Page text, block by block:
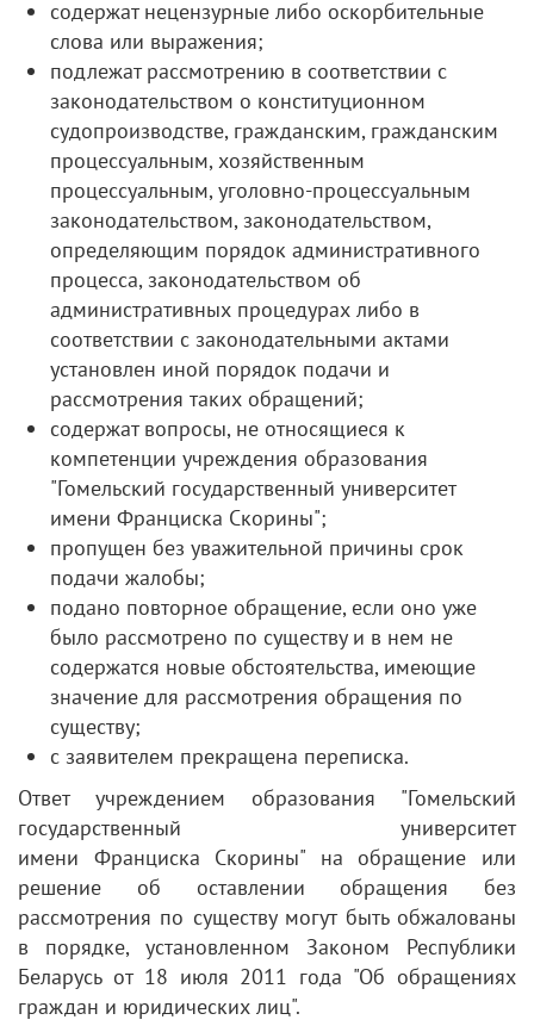
содержат нецензурные либо оскорбительные
слова или выражения;
подлежат рассмотрению в соответствии с
законодательством о конституционном
судопроизводстве, гражданским, гражданским
процессуальным, хозяйственным
процессуальным, уголовно-процессуальным
законодательством, законодательством,
определяющим порядок административного
процесса, законодательством об
административных процедурах либо в
соответствии с законодательными актами
установлен иной порядок подачи и
рассмотрения таких обращений;
содержат вопросы, не относящиеся к
компетенции учреждения образования
"Гомельский государственный университет
имени Франциска Скорины";
пропущен без уважительной причины срок
подачи жалобы;
подано повторное обращение, если оно уже
было рассмотрено по существу и в нем не
содержатся новые обстоятельства, имеющие
значение для рассмотрения обращения по
существу;
с заявителем прекращена переписка.
Ответ учреждением образования "Гомельский
государственный университет
имени Франциска Скорины" на обращение или
решение об оставлении обращения без
рассмотрения по существу могут быть обжалованы
в порядке, установленном Законом Республики
Беларусь от 18 июля 2011 года "Об обращениях
граждан и юридических лиц".